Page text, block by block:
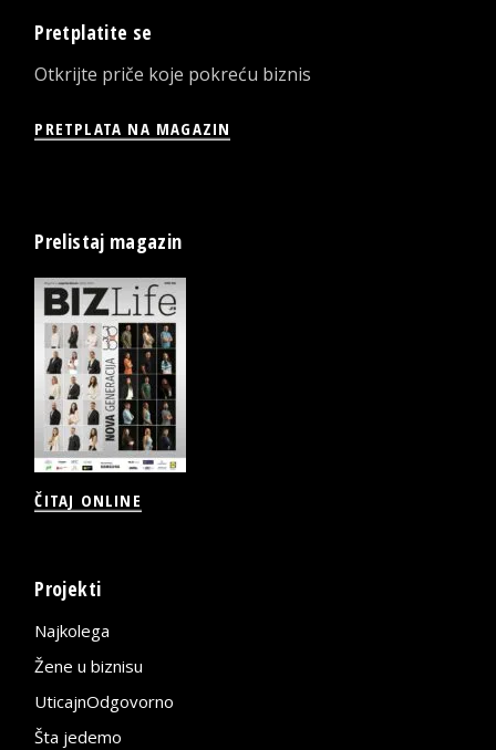
Pretplatite se
Otkrijte priče koje pokreću biznis
PRETPLATA NA MAGAZIN
Prelistaj magazin
ČITAJ ONLINE
Projekti
Najkolega
Žene u biznisu
UticajnOdgovorno
Šta jedemo